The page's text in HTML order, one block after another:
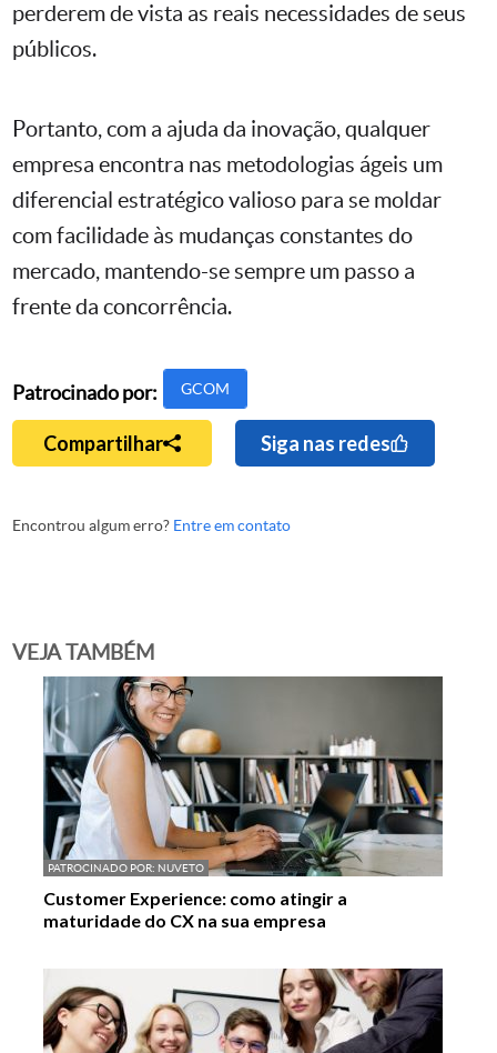
perderem de vista as reais necessidades de seus
públicos.
Portanto, com a ajuda da inovação, qualquer
empresa encontra nas metodologias ágeis um
diferencial estratégico valioso para se moldar
com facilidade às mudanças constantes do
mercado, mantendo-se sempre um passo a
frente da concorrência.
Patrocinado por: GCOM
Compartilhar Siga nas redes
Encontrou algum erro? Entre em contato
VEJA TAMBÉM
PATROCINADO POR: NUVETO
Customer Experience: como atingir a
maturidade do CX na sua empresa